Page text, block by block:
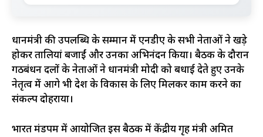
प्रधानमंत्री की उपलब्धि के सम्मान में एनडीए के सभी नेताओं ने खड़े
होकर तालियां बजाईं और उनका अभिनंदन किया। बैठक के दौरान
गठबंधन दलों के नेताओं ने प्रधानमंत्री मोदी को बधाई देते हुए उनके
नेतृत्व में आगे भी देश के विकास के लिए मिलकर काम करने का
संकल्प दोहराया।
भारत मंडपम में आयोजित इस बैठक में केंद्रीय गृह मंत्री अमित